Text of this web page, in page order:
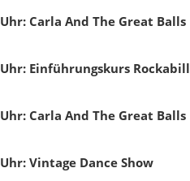
Uhr: Carla And The Great Balls
Uhr: Einführungskurs
Uhr: Carla And The Great Balls
Uhr: Vintage Dance Show